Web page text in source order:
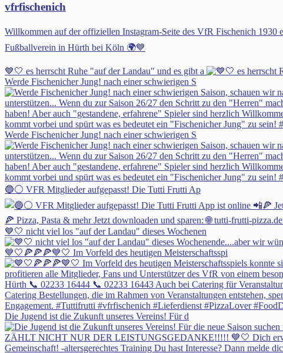
vfrfischenich
Willkommen auf der offiziellen Instagram-Seite des VfR Fischenich
Fußballverein in Hürth bei Köln 🌍💙
💙🤍 es herrscht Ruhe "auf der Landau" und es gibt a
Werde Fischenicher Jung! nach einer schwierigen S
Werde Fischenicher Jung! nach einer schwierigen S
🔵⚪ VFR Mitglieder aufgepasst! Die Tutti Frutti Ap
💙🤍 nicht viel los "auf der Landau" dieses Wochenen
💙🤍🍕🍕🍕💙🤍 Im Vorfeld des heutigen Meisterschaftsspi
Die Jugend ist die Zukunft unseres Vereins! Für d